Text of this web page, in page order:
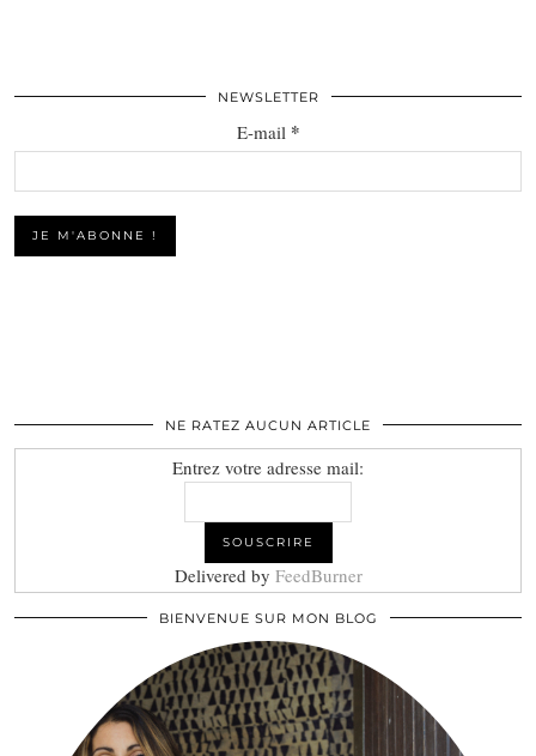
NEWSLETTER
E-mail *
NE RATEZ AUCUN ARTICLE
Entrez votre adresse mail:
Delivered by FeedBurner
BIENVENUE SUR MON BLOG